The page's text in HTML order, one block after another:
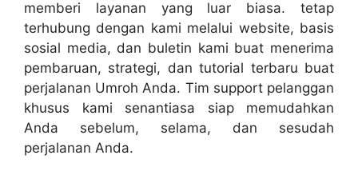
memberi layanan yang luar biasa. tetap
terhubung dengan kami melalui website, basis
sosial media, dan buletin kami buat menerima
pembaruan, strategi, dan tutorial terbaru buat
perjalanan Umroh Anda. Tim support pelanggan
khusus kami senantiasa siap memudahkan
Anda sebelum, selama, dan sesudah
perjalanan Anda.